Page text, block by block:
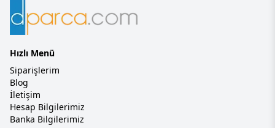
Hızlı Menü
Siparişlerim
Blog
İletişim
Hesap Bilgilerimiz
Banka Bilgilerimiz